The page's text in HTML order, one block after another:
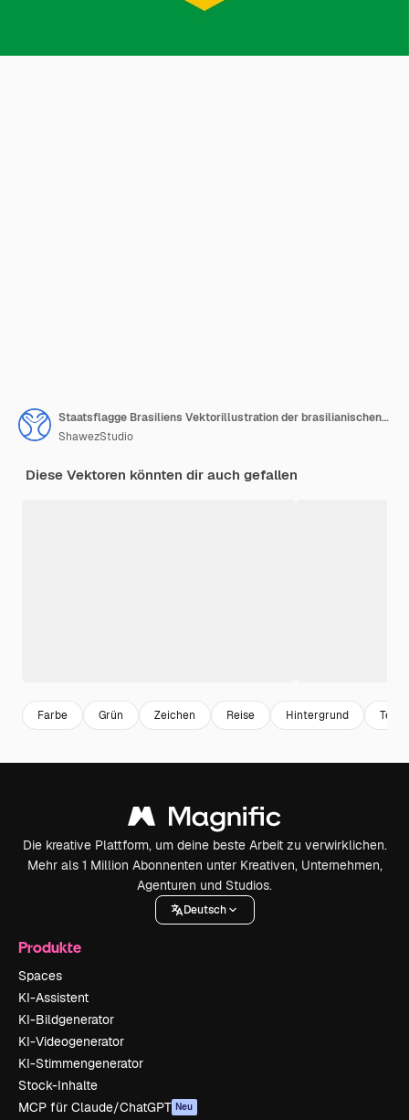
Staatsflagge Brasiliens Vektorillustration der brasilianischen Landesflagge
ShawezStudio
Diese Vektoren könnten dir auch gefallen
Farbe Grün Zeichen Reise Hintergrund
Die kreative Plattform, um deine beste Arbeit zu verwirklichen.
Mehr als 1 Million Abonnenten unter Kreativen, Unternehmen,
Agenturen und Studios.
Deutsch
Produkte
Spaces
KI-Assistent
KI-Bildgenerator
KI-Videogenerator
KI-Stimmengenerator
Stock-Inhalte
MCP für Claude/ChatGPT Neu